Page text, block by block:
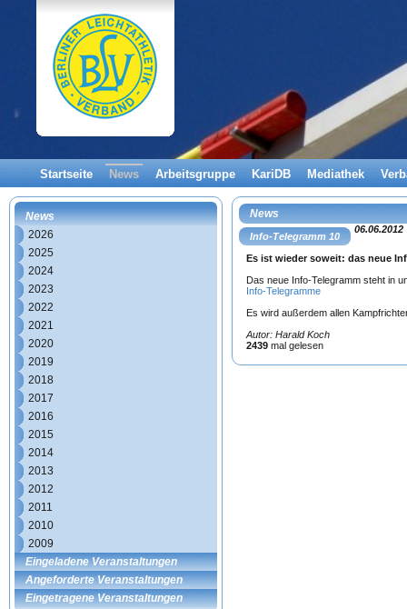
Startseite News Arbeitsgruppe KariDB Mediathek
News
2026
2025
2024
2023
2022
2021
2020
2019
2018
2017
2016
2015
2014
2013
2012
2011
2010
2009
Eingeladene Veranstaltungen
Angeforderte Veranstaltungen
Eingetragene Veranstaltungen
News
Info-Telegramm 10
06.06.2012
Es ist wieder soweit: das neue
Das neue Info-Telegramm steht in
Info-Telegramme
Es wird außerdem allen
Autor: Harald Koch
2439 mal gelesen